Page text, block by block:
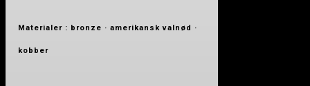
Materialer : bronze · amerikansk valnød ·
kobber